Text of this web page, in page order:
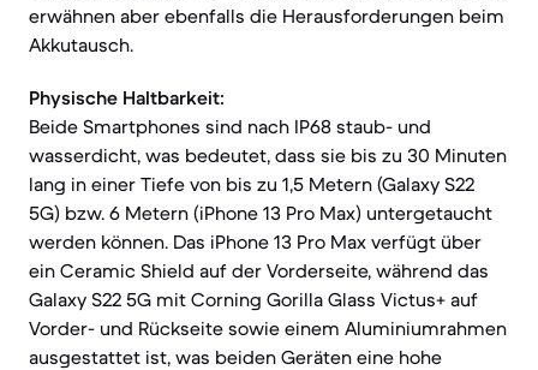
erwähnen aber ebenfalls die Herausforderungen beim
Akkutausch.
Physische Haltbarkeit:
Beide Smartphones sind nach IP68 staub- und
wasserdicht, was bedeutet, dass sie bis zu 30 Minuten
lang in einer Tiefe von bis zu 1,5 Metern (Galaxy S22
5G) bzw. 6 Metern (iPhone 13 Pro Max) untergetaucht
werden können. Das iPhone 13 Pro Max verfügt über
ein Ceramic Shield auf der Vorderseite, während das
Galaxy S22 5G mit Corning Gorilla Glass Victus+ auf
Vorder- und Rückseite sowie einem Aluminiumrahmen
ausgestattet ist, was beiden Geräten eine hohe